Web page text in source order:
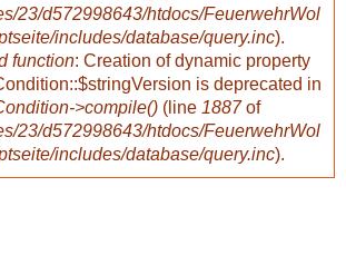
23/d572998643/htdocs/FeuerwehrWol
includes/database/query.inc).
function: Creation of dynamic property
is deprecated in
>compile() (line 1887of
23/d572998643/htdocs/FeuerwehrWol
includes/database/query.inc).